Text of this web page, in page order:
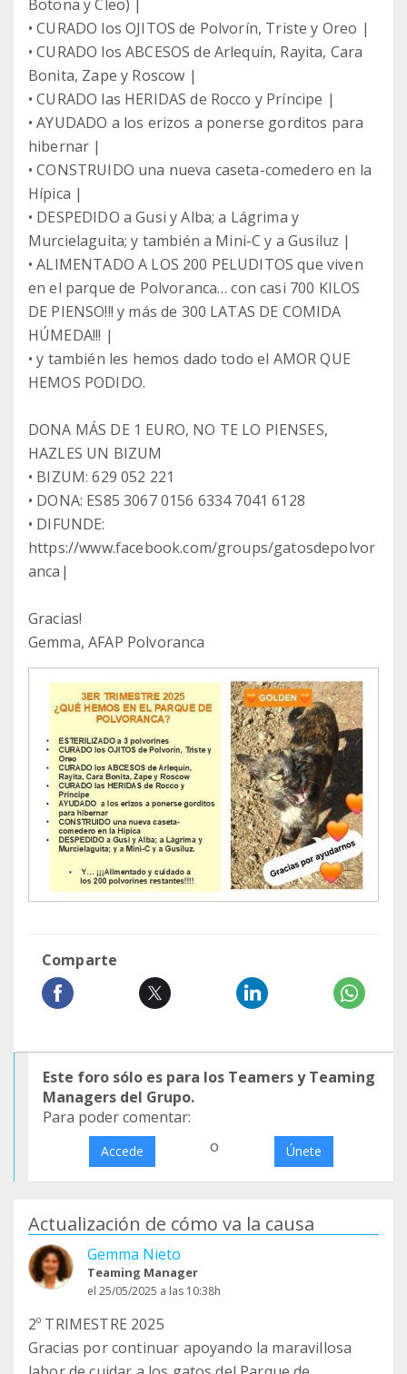
Botona y Cleo) |
• CURADO los OJITOS de Polvorín, Triste y Oreo |
• CURADO los ABCESOS de Arlequín, Rayita, Cara
Bonita, Zape y Roscow |
• CURADO las HERIDAS de Rocco y Príncipe |
• AYUDADO a los erizos a ponerse gorditos para
hibernar |
• CONSTRUIDO una nueva caseta-comedero en la
Hípica |
• DESPEDIDO a Gusi y Alba; a Lágrima y
Murcielaguita; y también a Mini-C y a Gusiluz |
• ALIMENTADO A LOS 200 PELUDITOS que viven
en el parque de Polvoranca… con casi 700 KILOS
DE PIENSO!!! y más de 300 LATAS DE COMIDA
HÚMEDA!!! |
• y también les hemos dado todo el AMOR QUE
HEMOS PODIDO.
DONA MÁS DE 1 EURO, NO TE LO PIENSES,
HAZLES UN BIZUM
• BIZUM: 629 052 221
• DONA: ES85 3067 0156 6334 7041 6128
• DIFUNDE:
https://www.facebook.com/groups/gatosdepolvor
anca|
Gracias!
Gemma, AFAP Polvoranca
Comparte
Este foro sólo es para los Teamers y Teaming
Managers del Grupo.
Para poder comentar:
Accede o Únete
Actualización de cómo va la causa
Gemma Nieto
Teaming Manager
el 25/05/2025 a las 10:38h
2º TRIMESTRE 2025
Gracias por continuar apoyando la maravillosa